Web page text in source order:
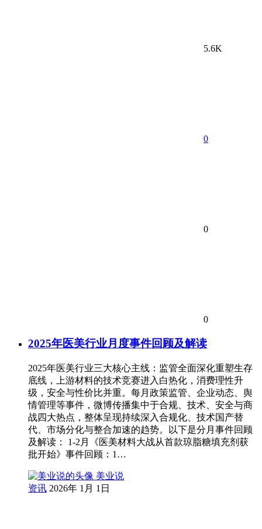
5.6K
0
0
0
2025年医美行业月度事件回顾及解读
2025年医美行业三大核心主线：监管全面深化重塑生存
底线，上游材料的技术竞赛进入白热化，消费理性升
级，安全与性价比并重。每月政策监管、企业动态、舆
情管理等事件，微博传播集中于合规、技术、安全与商
战四大热点，整体呈现持续深入合规化、技术国产替
代、市场分化与整合加速的趋势。以下是分月事件回顾
及解读： 1-2月《医美材料大战从首款琼脂糖填充剂获
批开始》事件回顾：1…
美业说
资讯 2026年 1月 1日